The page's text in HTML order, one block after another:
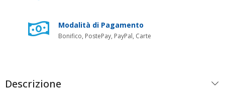
Modalità di Pagamento
Bonifico, PostePay, PayPal, Carte
Descrizione